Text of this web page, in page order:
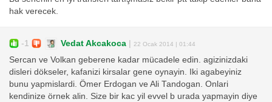
hak verecek.
-1 Vedat Akcakoca | 22 Ocak 2014 | 01:44
Sercan ve Volkan geberene kadar mücadele edin. agizinizdaki
disleri dökseler, kafanizi kirsalar gene oynayin. Iki agabeyiniz
bunu yapmislardi. Ömer Erdogan ve Ali Tandogan. Onlari
kendinize örnek alin. Size bir kac yil evvel b urada yapmayin diye